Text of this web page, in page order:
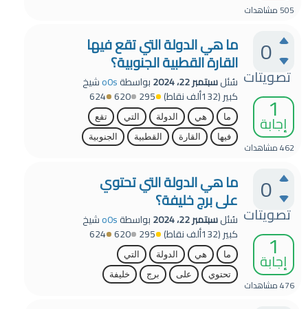
505مشاهدات
0
تصويتات
1
إجابة
462مشاهدات
ما هي الدولة التي تقع فيها
القارة القطبية الجنوبية؟
سُئلسبتمبر 22، 2024 بواسطةo0sشيخ
كبير(132ألف نقاط) 295
620
624
ما هي الدولة التي
تقع
فيها
القارة القطبية الجنوبية
0
تصويتات
1
إجابة
476مشاهدات
ما هي الدولة التي تحتوي
على برج خليفة؟
سُئلسبتمبر 22، 2024 بواسطةo0sشيخ
كبير(132ألف نقاط) 295
620
624
ما هي الدولة
التي
تحتوي
على برج خليفة